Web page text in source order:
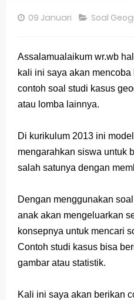
Pembahasan Soal
Pembahasan Soal
Pembahasan Soal
Pembahasan Soal
Bocoran 150 Bank Soal Dasar
Gratis, Pre Test Online
50 Latihan Prediksi Soal
Prediksi Soal TKA Geografi
Latihan Soal TKA Geografi 2025
09 Januari Soal
Assalamualaikum wr.wb
kali ini saya akan
contoh soal studi kasus
atau lomba lainnya.
Di kurikulum 2013 ini
mengarahkan siswa untuk
salah satunya dengan
Dengan menggunakan
anak akan mengeluarkan
konsepnya untuk mencari
Contoh studi kasus bisa
gambar atau statistik.
Kali ini saya akan berikan